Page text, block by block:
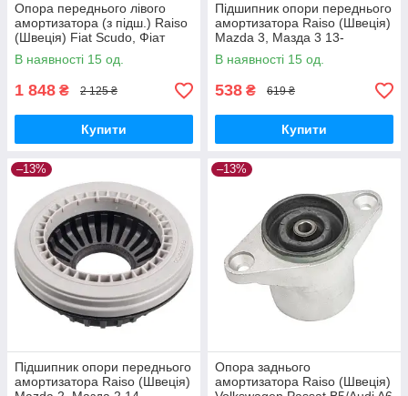
Опора переднього лівого
амортизатора (з підш.) Raiso
(Швеція) Fiat Scudo, Фіат
Скудо 96- #RC01916
UATLRUK17
В наявності 15 од.
1 848 ₴ 2 125 ₴
Купити
Підшипник опори переднього
амортизатора Raiso (Швеція)
Mazda 3, Мазда 3 13-
#RC71960 UARHQKP17
В наявності 15 од.
538 ₴ 619 ₴
Купити
–13%
Підшипник опори переднього
амортизатора Raiso (Швеція)
–13%
Опора заднього
амортизатора Raiso (Швеція)